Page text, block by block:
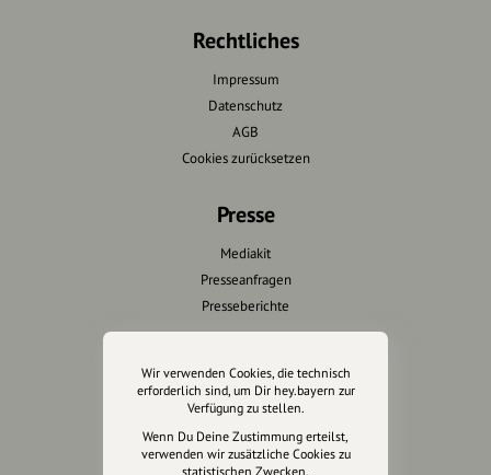
Rechtliches
Impressum
Datenschutz
AGB
Cookies zurücksetzen
Presse
Mediakit
Presseanfragen
Presseberichte
Wir unterstützen Euch
Fotografie & mehr
Marketing
Design & Branding
Wir verwenden Cookies, die technisch
erforderlich sind, um Dir hey.bayern zur
Verfügung zu stellen.
Wenn Du Deine Zustimmung erteilst,
verwenden wir zusätzliche Cookies zu
statistischen Zwecken.